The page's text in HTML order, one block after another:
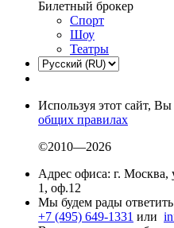
Билетный брокер
Спорт
Шоу
Театры
Используя этот сайт, Вы
общих правилах
©2010—2026
Адрес офиса: г. Москва,
1, оф.12
Мы будем рады
+7 (495) 649-1331 или